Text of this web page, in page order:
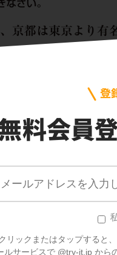
リックまたはタップすると、
ルサービスで @try-it.jp から
う問題だね。
東京と比べると」という
より(もっと)有名だ」
。